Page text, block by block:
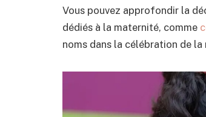
Vous pouvez approfondir la
dédiés à la maternité, comme
noms dans la célébration de la